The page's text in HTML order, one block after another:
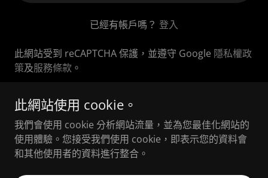
已經有帳戶嗎？ 登入
此網站受到 reCAPTCHA 保護，並遵守 Google 隱私權政
策及服務條款 。
Copyright © 2022 查理吧 Charlie's Sports Bar— 保有最終解
釋權
提供者：
此網站使用 cookie。
我們會使用 cookie 分析網站流量，並為您最佳化網站的
使用體驗。您接受我們使用 cookie，即表示您的資料會
和其他使用者的資料進行整合。